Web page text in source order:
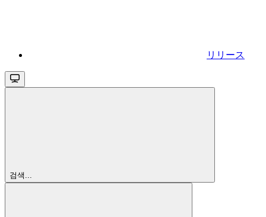
リリース
검색...